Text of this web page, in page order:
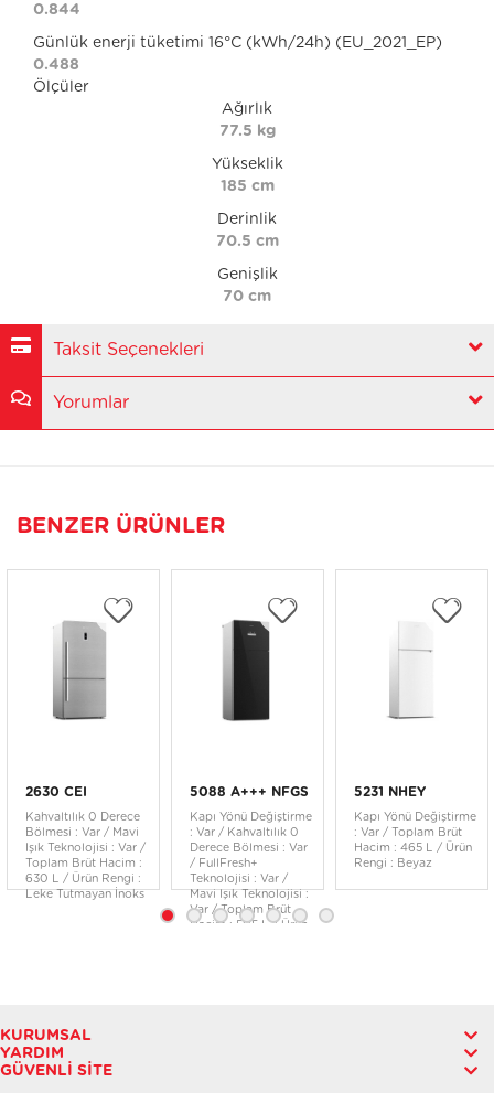
0.844
Günlük enerji tüketimi 16°C (kWh/24h) (EU_2021_EP)
0.488
Ölçüler
Ağırlık
77.5 kg
Yükseklik
185 cm
Derinlik
70.5 cm
Genişlik
70 cm
Taksit Seçenekleri
Yorumlar
BENZER ÜRÜNLER
2630 CEI
Kahvaltılık 0 Derece
Bölmesi : Var / Mavi
Işık Teknolojisi : Var /
Toplam Brüt Hacim :
630 L / Ürün Rengi :
Leke Tutmayan İnoks
5088 A+++ NFGS
Kapı Yönü Değiştirme
: Var / Kahvaltılık 0
Derece Bölmesi : Var
/ FullFresh+
Teknolojisi : Var /
Mavi Işık Teknolojisi :
Var / Toplam Brüt
Hacim : 505 L / Ürün
5231 NHEY
Kapı Yönü Değiştirme
: Var / Toplam Brüt
Hacim : 465 L / Ürün
Rengi : Beyaz
KURUMSAL
YARDIM
GÜVENLI SITE